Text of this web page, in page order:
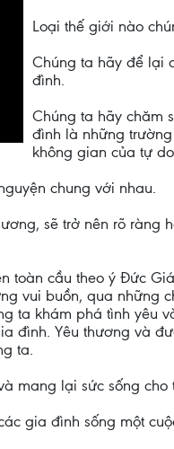
Loại thế giới nào
Chúng ta hãy để lại
đình.
Chúng ta hãy chăm
đình là những
không gian của tự
chung với nhau.
sẽ trở nên rõ ràng
toàn cầu theo ý Đức
vui buồn, qua những
ta khám phá tình yêu
đình. Yêu thương và
ta.
mang lại sức sống cho
gia đình sống một